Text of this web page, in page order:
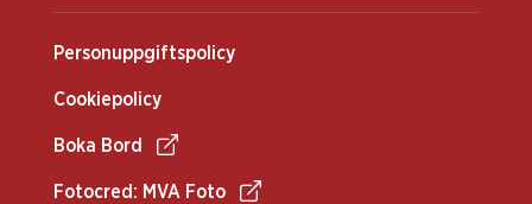
Personuppgiftspolicy
Cookiepolicy
Boka Bord
Fotocred: MVA Foto